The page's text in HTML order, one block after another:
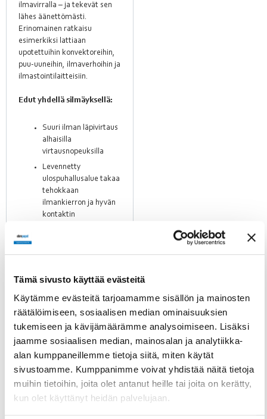
Tämä sivusto käyttää evästeitä
Käytämme evästeitä tarjoamamme sisällön ja mainosten
räätälöimiseen, sosiaalisen median ominaisuuksien
tukemiseen ja kävijämäärämme analysoimiseen. Lisäksi
jaamme sosiaalisen median, mainosalan ja analytiikka-
alan kumppaneillemme tietoja siitä, miten käytät
sivustoamme. Kumppanimme voivat yhdistää näitä tietoja
muihin tietoihin, joita olet antanut heille tai joita on kerätty,
kun olet käyttänyt heidän palvelujaan.
ilmavirralla – ja tekevät sen
lähes äänettömästi.
Erinomainen ratkaisu
esimerkiksi lattiaan
upotettuihin konvektoreihin,
puu-uuneihin, ilmaverhoihin ja
ilmastointilaitteisiin.
Edut yhdellä silmäyksellä:
Suuri ilman läpivirtaus
alhaisilla
virtausnopeuksilla
Levennetty
ulospuhallusalue takaa
tehokkaan
ilmankierron ja hyvän
kontaktin
Erittäin matala
ihanteellinen ahtaisiin
mallit esimerkiksi
kylmälaitteisiin
GreenTech EC -
moottorit
mahdollistavat
korkeammat
verrattuna perinteisiin